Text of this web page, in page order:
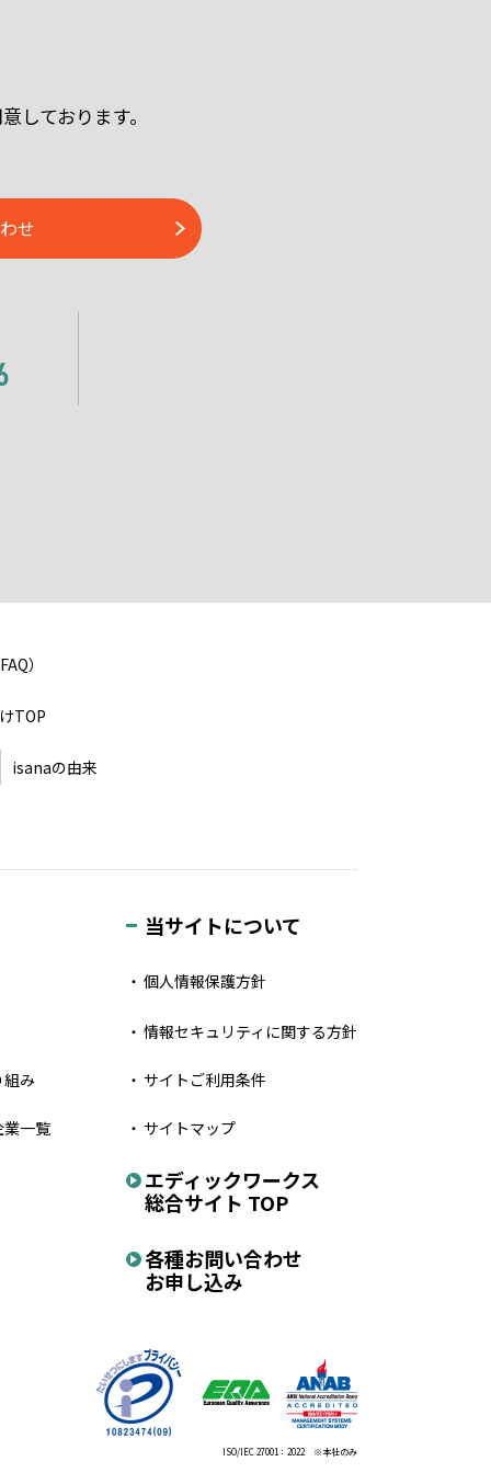
しております。
せ
）
TOP
isanaの由来
み
一覧
当サイトについて
個人情報保護方針
情報セキュリティに関する方針
サイトご利用条件
サイトマップ
エディックワークス
総合サイト TOP
各種お問い合わせ
お申し込み
ISO/IEC 27001：2022 ※本社のみ